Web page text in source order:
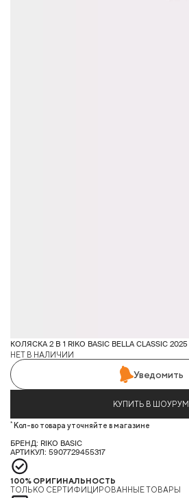
КОЛЯСКА 2 В 1 RIKO BASIC BELLA CLASSIC
НЕТ В НАЛИЧИИ
Уведомить
КУПИТЬ В
* Кол-во товара уточняйте в магазине
БРЕНД: RIKO BASIC
АРТИКУЛ: 5907729455317
100% ОРИГИНАЛЬНОСТЬ
ТОЛЬКО СЕРТИФИЦИРОВАННЫЕ ТОВАРЫ